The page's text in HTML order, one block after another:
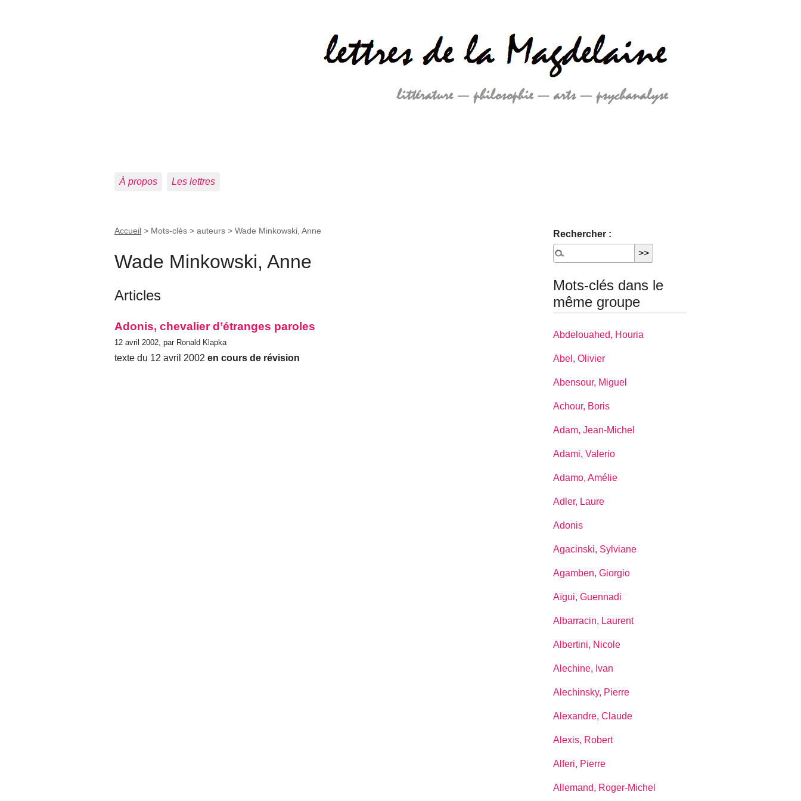
À propos Les lettres
Accueil > Mots-clés > auteurs > Wade Minkowski, Anne
Wade Minkowski, Anne
Articles
Adonis, chevalier d’étranges paroles
12 avril 2002, par Ronald Klapka
texte du 12 avril 2002 en cours de révision
Rechercher :
Mots-clés dans le
même groupe
Abdelouahed, Houria
Abel, Olivier
Abensour, Miguel
Achour, Boris
Adam, Jean-Michel
Adami, Valerio
Adamo, Amélie
Adler, Laure
Adonis
Agacinski, Sylviane
Agamben, Giorgio
Aïgui, Guennadi
Albarracin, Laurent
Albertini, Nicole
Alechine, Ivan
Alechinsky, Pierre
Alexandre, Claude
Alexis, Robert
Alferi, Pierre
Allemand, Roger-Michel